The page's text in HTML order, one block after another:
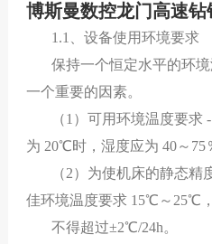
博斯曼数控龙门高速钻
1.1、设备使用环境要求
保持一个恒定水平的环
一个重要的因素。
（1）可用环境温度要
为 20℃时，湿度应为 40～75
（2）为使机床的静态精
佳环境温度要求 15℃～25℃
不得超过±2℃/24h。